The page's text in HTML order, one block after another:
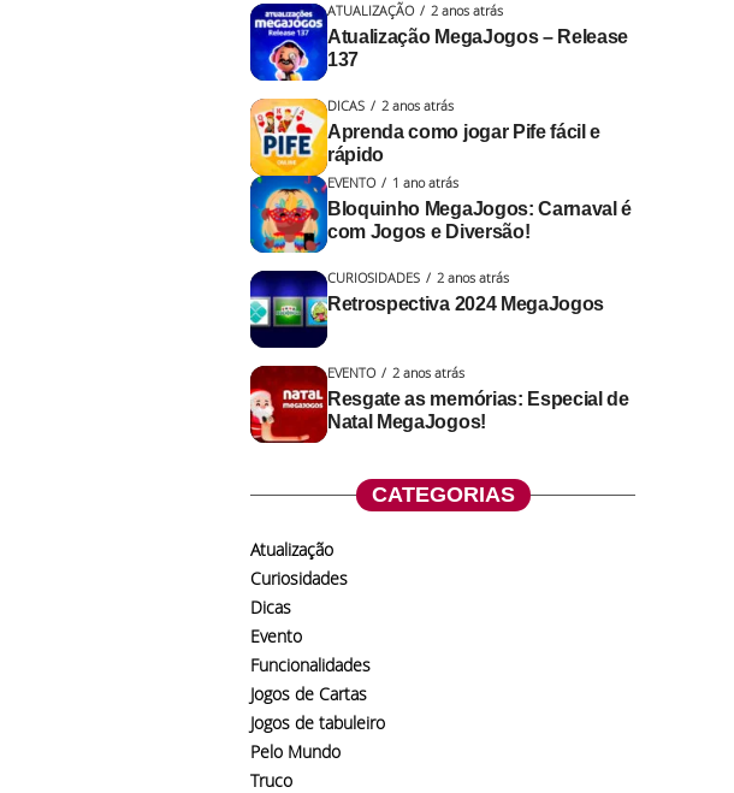
ATUALIZAÇÃO 2 anos atrás
Atualização MegaJogos – Release
137
DICAS 2 anos atrás
Aprenda como jogar Pife fácil e
rápido
EVENTO 1 ano atrás
Bloquinho MegaJogos: Carnaval é
com Jogos e Diversão!
CURIOSIDADES 2 anos atrás
Retrospectiva 2024 MegaJogos
EVENTO 2 anos atrás
Resgate as memórias: Especial de
Natal MegaJogos!
CATEGORIAS
Atualização
Curiosidades
Dicas
Evento
Funcionalidades
Jogos de Cartas
Jogos de tabuleiro
Pelo Mundo
Truco